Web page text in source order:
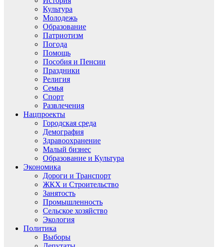
Культура
Молодежь
Образование
Патриотизм
Погода
Помощь
Пособия и Пенсии
Праздники
Религия
Семья
Спорт
Развлечения
Нацпроекты
Городская среда
Демография
Здравоохранение
Малый бизнес
Образование и Культура
Экономика
Дороги и Транспорт
ЖКХ и Строительство
Занятость
Промышленность
Сельское хозяйство
Экология
Политика
Выборы